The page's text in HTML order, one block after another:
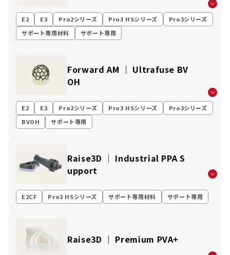
E2 E3 Pro2シリーズ Pro3 HSシリーズ
Pro3シリーズ
サポート専用材料
サポート専用
Forward AM ｜ Ultrafuse BV
OH
E2 E3 Pro2シリーズ Pro3 HSシリーズ
Pro3シリーズ
BVOH
サポート専用
Raise3D │ Industrial PPA S
upport
E2CF Pro3 HSシリーズ サポート専用材料 サポート専用
Raise3D ｜ Premium PVA+